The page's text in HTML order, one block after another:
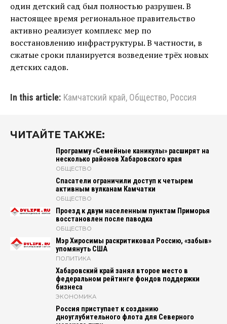
один детский сад был полностью разрушен. В
настоящее время региональное правительство
активно реализует комплекс мер по
восстановлению инфраструктуры. В частности, в
сжатые сроки планируется возведение трёх новых
детских садов.
In this article: Камчатский край, Общество, Россия
ЧИТАЙТЕ ТАКЖЕ:
Программу «Семейные каникулы» расширят на
несколько районов Хабаровского края
ОБЩЕСТВО
Спасатели ограничили доступ к четырем
активным вулканам Камчатки
ОБЩЕСТВО
Проезд к двум населенным пунктам Приморья
восстановлен после паводка
ОБЩЕСТВО
Мэр Хиросимы раскритиковал Россию, «забыв»
упомянуть США
ПОЛИТИКА
Хабаровский край занял второе место в
федеральном рейтинге фондов поддержки
бизнеса
ЭКОНОМИКА
Россия приступает к созданию
дноуглубительного флота для Северного